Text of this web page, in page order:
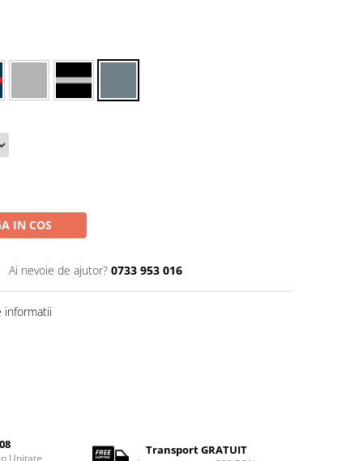
IN COS
Ai nevoie de ajutor? 0733 953 016
informatii
Unitate
Transport GRATUIT